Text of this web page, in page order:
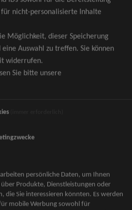
nicht-personalisierte Inhalte
Möglichkeit, dieser Speicherung
Auswahl zu treffen. Sie können
widerrufen.
Sie bitte unsere
persönliche Daten, um Ihnen
Produkte, Dienstleistungen oder
die Sie interessieren könnten. Es werden
mobile Werbung sowohl für